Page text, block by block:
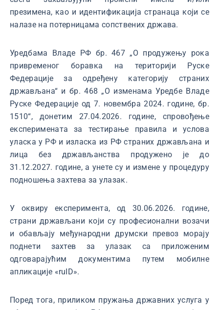
презимена, као и идентификација странаца који се
налазе на потерницама сопствених држава.
Уредбама Владе РФ бр. 467 „О продужењу рока
привременог боравка на територији Руске
Федерације за одређену категорију страних
држављана“ и бр. 468 „О изменама Уредбе Владе
Руске Федерације од 7. новембра 2024. године, бр.
1510“, донетим 27.04.2026. године, спровођење
експеримената за тестирање правила и услова
уласка у РФ и изласка из РФ страних држављана и
лица без држављанства продужено је до
31.12.2027. године, а унете су и измене у процедуру
подношења захтева за улазак.
У оквиру експеримента, од 30.06.2026. године,
страни држављани који су професионални возачи
и обављају међународни друмски превоз морају
поднети захтев за улазак са приложеним
одговарајућим документима путем мобилне
апликације «ruID».
Поред тога, приликом пружања државних услуга у